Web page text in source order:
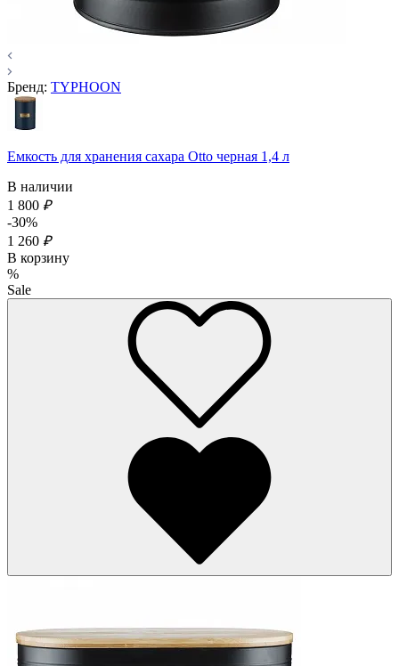
Бренд: TYPHOON
Емкость для хранения сахара Otto черная 1,4 л
В наличии
1 800 ₽
-30%
1 260 ₽
В корзину
%
Sale